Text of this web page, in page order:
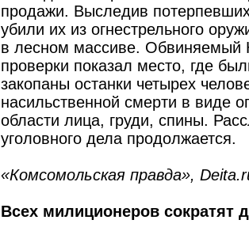
продажи. Выследив
убили их из огнестрельного
в лесном массиве. Обвиняемый
проверки показал место, где
закопаны останки четырех
насильственной смерти в виде
области лица, груди, спины.
уголовного дела продолжается.
«Комсомольская правда»,
Всех милиционеров сократят